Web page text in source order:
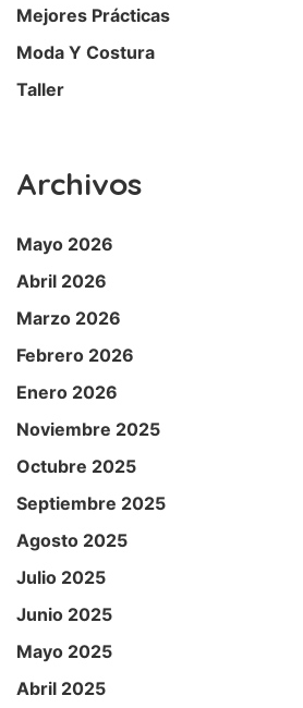
Mejores Prácticas
Moda Y Costura
Taller
Archivos
Mayo 2026
Abril 2026
Marzo 2026
Febrero 2026
Enero 2026
Noviembre 2025
Octubre 2025
Septiembre 2025
Agosto 2025
Julio 2025
Junio 2025
Mayo 2025
Abril 2025